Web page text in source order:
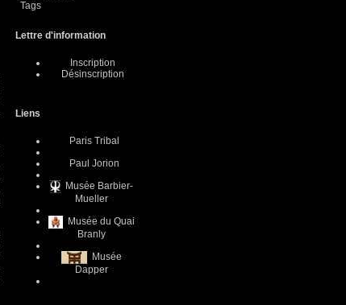
Tags
Lettre d'information
Inscription
Désinscription
Liens
Paris Tribal
Paul Jorion
Musée Barbier-
Mueller
Musée du Quai
Branly
Musée
Dapper